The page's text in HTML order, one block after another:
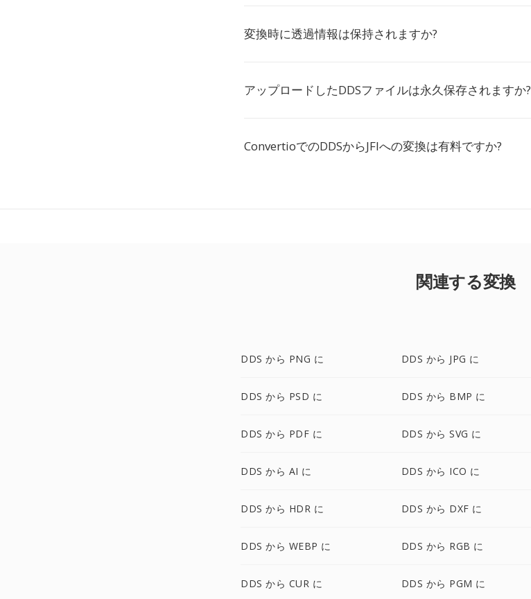
変換時に透過情報は保持されますか?
アップロードしたDDSファイルは永久保存されますか?
ConvertioでのDDSからJFIへの変換は有料ですか?
関連する変換
DDS から PNG に DDS から JPG に
DDS から PSD に DDS から BMP に
DDS から PDF に DDS から SVG に
DDS から AI に DDS から ICO に
DDS から HDR に DDS から DXF に
DDS から WEBP に DDS から RGB に
DDS から CUR に DDS から PGM に